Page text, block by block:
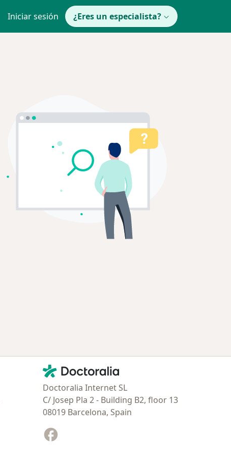
Iniciar sesión ¿Eres un especialista?
Contacto
Doctoralia - Página de inicio
Doctoralia Internet SL
C/ Josep Pla 2 - Building B2, floor 13
08019 Barcelona, Spain